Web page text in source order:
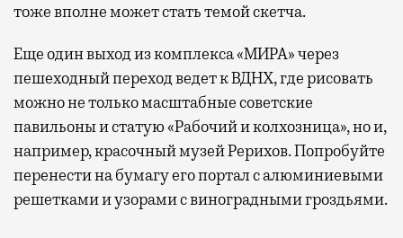
тоже вполне может стать темой скетча.
Еще один выход из комплекса «МИРА» через
пешеходный переход ведет к ВДНХ, где рисовать
можно не только масштабные советские
павильоны и статую «Рабочий и колхозница», но и,
например, красочный музей Рерихов. Попробуйте
перенести на бумагу его портал с алюминиевыми
решетками и узорами с виноградными гроздьями.